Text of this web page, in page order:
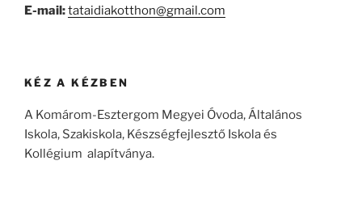
E-mail:tataidiakotthon@gmail.com
KÉZ A KÉZBEN
A Komárom-Esztergom Megyei Óvoda, Általános
Iskola, Szakiskola, Készségfejlesztő Iskola és
Kollégium alapítványa.